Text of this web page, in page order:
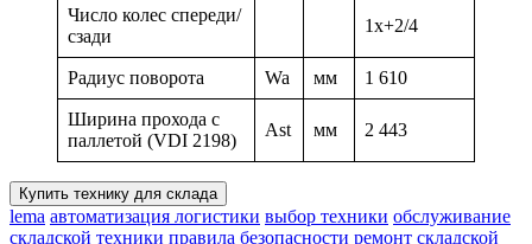
Число колес спереди/
сзади
1x+2/4
Радиус поворота Wa мм 1 610
Ширина прохода с
паллетой (VDI 2198)
Ast мм 2 443
Купить технику для склада
lema автоматизация логистики выбор техники обслуживание
складской техники правила безопасности ремонт складской